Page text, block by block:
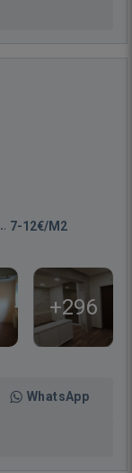
7-12€/M2
+296
WhatsApp